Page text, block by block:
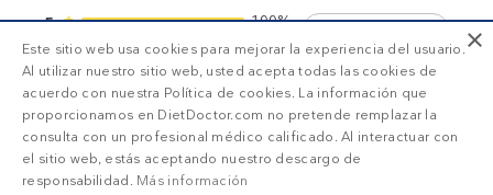
5
100%
4
0%
3
0%
2
0%
1
0%
5
1 2 3 4 5
1 valoraciones
×
Este sitio web usa cookies para mejorar la experiencia del usuario.
Al utilizar nuestro sitio web, usted acepta todas las cookies de
acuerdo con nuestra Política de cookies. La información que
proporcionamos en DietDoctor.com no pretende remplazar la
consulta con un profesional médico calificado. Al interactuar con
el sitio web, estás aceptando nuestro descargo de
responsabilidad. Más información